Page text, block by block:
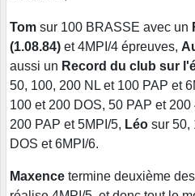
Tom sur 100 BRASSE avec un
(1.08.84) et 4MPI/4 épreuves,
aussi un Record du club sur
50, 100, 200 NL et 100 PAP et
100 et 200 DOS, 50 PAP et 200
200 PAP et 5MPI/5, Léo sur 50,
DOS et 6MPI/6.
Maxence termine deuxième